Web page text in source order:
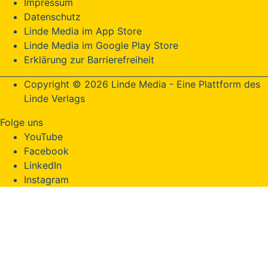
Impressum
Datenschutz
Linde Media im App Store
Linde Media im Google Play Store
Erklärung zur Barrierefreiheit
Copyright © 2026 Linde Media - Eine Plattform des
Linde Verlags
Folge uns
YouTube
Facebook
LinkedIn
Instagram